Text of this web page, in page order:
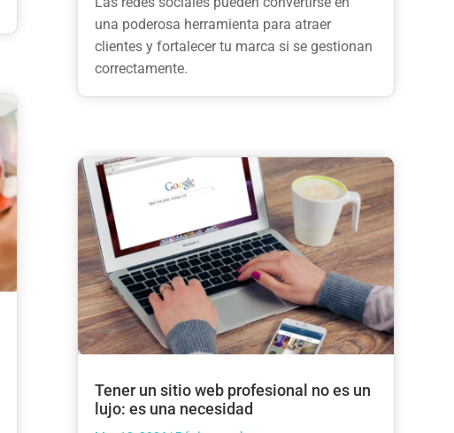
una poderosa herramienta para atraer
clientes y fortalecer tu marca si se gestionan
correctamente.
Tener un sitio web profesional no es un
lujo: es una necesidad